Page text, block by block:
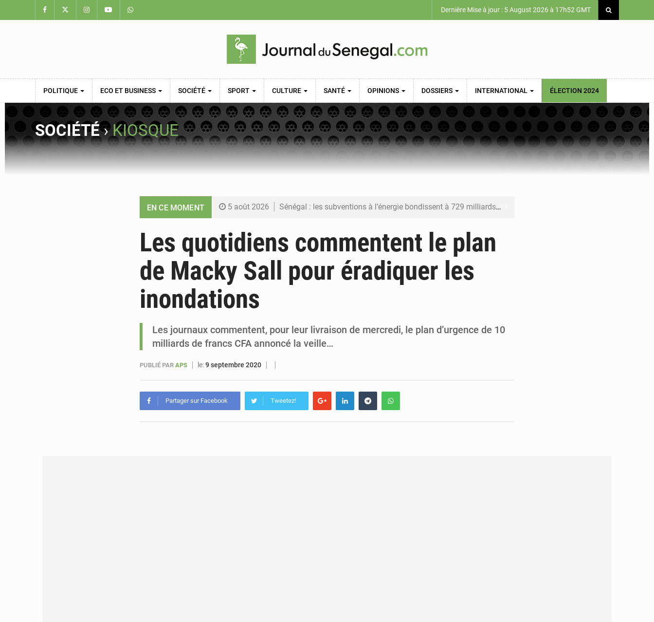
Dernière Mise à jour : 5 August 2026 à 17h52 GMT
POLITIQUE ECO ET BUSINESS SOCIÉTÉ SPORT CULTURE SANTÉ OPINIONS DOSSIERS INTERNATIONAL ÉLECTION 2024
SOCIÉTÉ›KIOSQUE
EN CE MOMENT 5 août 2026 Sénégal : les subventions à l’énergie bondissent à 729 milliards FCFA pour contenir les prix des carburants et de l’électricité
5 août 2026 Sénégal : Ousmane Diagne prêtera serment le 11 août comme président du Conseil constitutionnel
5 août 2026 Pétrole : le Sénégal clarifie les revenus tirés du champ de Sangomar et réfute les accusations sur un faible retour financier
5 août 2026
Les quotidiens commentent le plan
de Macky Sall pour éradiquer les
inondations
Les journaux commentent, pour leur livraison de mercredi, le plan d’urgence de 10
milliards de francs CFA annoncé la veille…
PUBLIÉ PAR APS le:9 septembre 2020
Partager sur Facebook Tweetez!